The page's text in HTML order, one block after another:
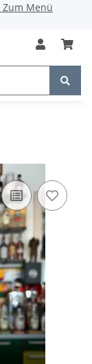
Zum Menü